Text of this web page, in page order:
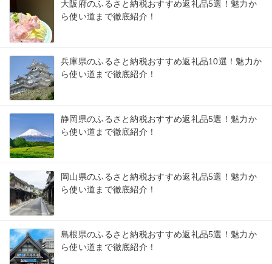
大阪府のふるさと納税おすすめ返礼品5選！魅力か
ら使い道まで徹底紹介！
兵庫県のふるさと納税おすすめ返礼品10選！魅力か
ら使い道まで徹底紹介！
静岡県のふるさと納税おすすめ返礼品5選！魅力か
ら使い道まで徹底紹介！
岡山県のふるさと納税おすすめ返礼品5選！魅力か
ら使い道まで徹底紹介！
島根県のふるさと納税おすすめ返礼品5選！魅力か
ら使い道まで徹底紹介！